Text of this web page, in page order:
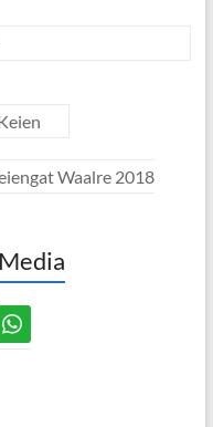
Waalre 2018
whatsapp